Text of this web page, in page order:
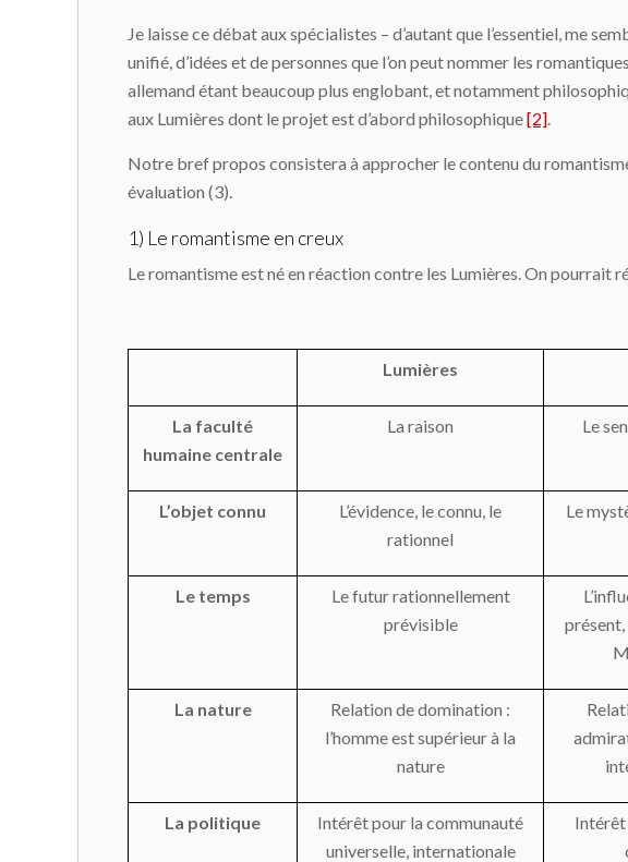
Je laisse ce débat aux spécialistes – d’autant que l’essentiel, me
unifié, d’idées et de personnes que l’on peut nommer les
allemand étant beaucoup plus englobant, et notamment
aux Lumières dont le projet est d’abord philosophique[2]
Notre bref propos consistera à approcher le contenu du
évaluation (3).
1) Le romantisme en creux
Le romantisme est né en réaction contre les Lumières. On pourrait
Lumières
La faculté
humaine centrale
La raison Le
L’objet connu
L’évidence, le connu, le
rationnel
Le
Le temps
Le futur rationnellement
prévisible
présent,
La nature
Relation de domination :
l’homme est supérieur à la
nature
La politique
Intérêt pour la communauté
universelle, internationale
Intérêt